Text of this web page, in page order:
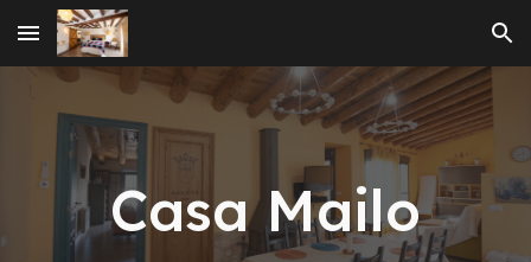
Skip to main content Skip to navigation
CasaMailo